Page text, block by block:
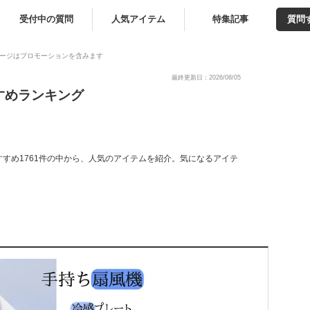
受付中の質問 人気アイテム 特集記事 質問
ジはプロモーションを含みます
最終更新日：2026/08/05
めランキング
め1761件の中から、人気のアイテムを紹介。気になるアイテ